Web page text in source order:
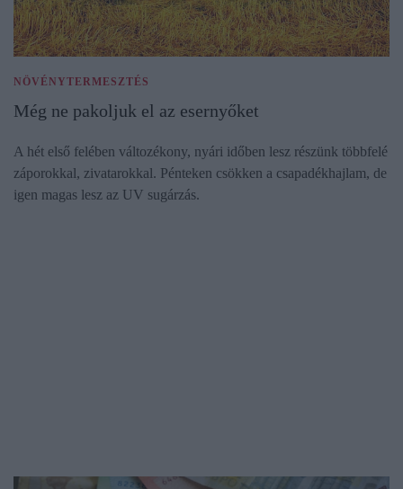
NÖVÉNYTERMESZTÉS
Még ne pakoljuk el az esernyőket
A hét első felében változékony, nyári időben lesz részünk többfelé
záporokkal, zivatarokkal. Pénteken csökken a csapadékhajlam, de
igen magas lesz az UV sugárzás.